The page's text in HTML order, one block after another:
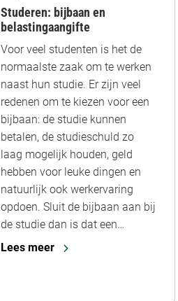
Studeren: bijbaan en
belastingaangifte
Voor veel studenten is het de
normaalste zaak om te werken
naast hun studie. Er zijn veel
redenen om te kiezen voor een
bijbaan: de studie kunnen
betalen, de studieschuld zo
laag mogelijk houden, geld
hebben voor leuke dingen en
natuurlijk ook werkervaring
opdoen. Sluit de bijbaan aan bij
de studie dan is dat een…
Lees meer